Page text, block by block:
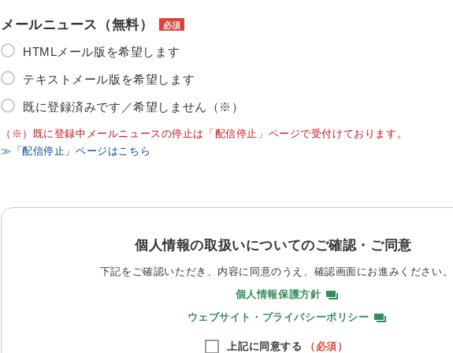
メールニュース（無料） 必須
HTMLメール版を希望します
テキストメール版を希望します
既に登録済みです／希望しません（※）
（※）既に登録中メールニュースの停止は「配信停止」ページで受付けております。
≫「配信停止」ページはこちら
個人情報の取扱いについてのご確認・ご同意
下記をご確認いただき、内容に同意のうえ、 確認画面にお進みください。
個人情報保護方針
ウェブサイト・プライバシーポリシー
上記に同意する （必須）